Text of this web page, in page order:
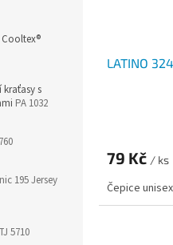
kraťasy s
PA 1032
195 Jersey
TJ 5710
LATINO 324
79 Kč / ks
Čepice unisex